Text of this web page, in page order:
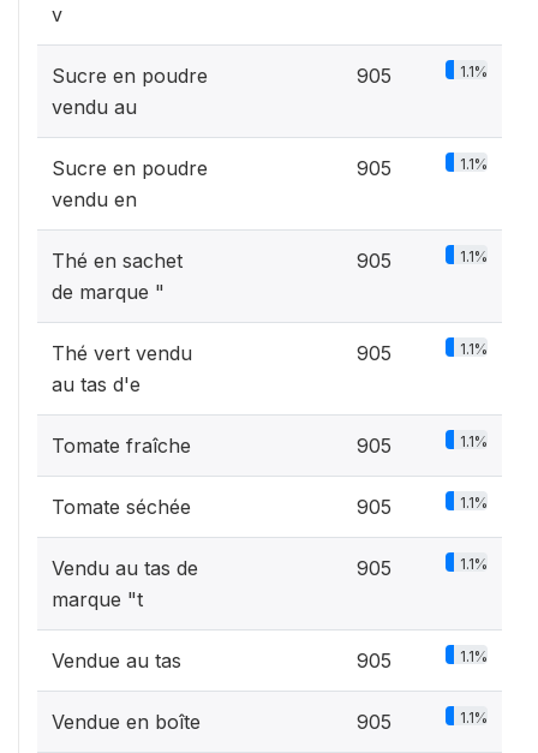
v
Sucre en poudre
vendu au
905 1.1%
Sucre en poudre
vendu en
905 1.1%
Thé en sachet
de marque "
905 1.1%
Thé vert vendu
au tas d'e
905 1.1%
Tomate fraîche 905 1.1%
Tomate séchée 905 1.1%
Vendu au tas de
marque "t
905 1.1%
Vendue au tas 905 1.1%
Vendue en boîte 905 1.1%